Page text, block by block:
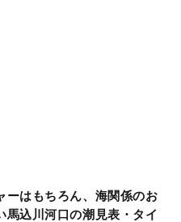
ーはもちろん、海関係のお
馬込川河口の潮見表・タイ